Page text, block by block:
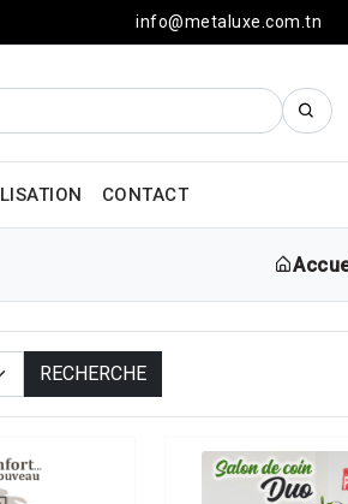
info@metaluxe.com.tn
CONTACT
RECHERCHE